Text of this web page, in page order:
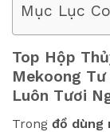
Mục Lục
Top Hộp
Mekoong Tư
Luôn Tươi
Trong đồ dùng